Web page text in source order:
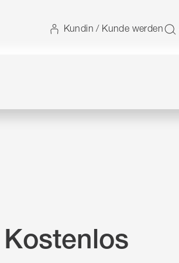
Kundin / Kunde werden